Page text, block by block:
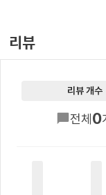
리뷰
리뷰 개수
전체0